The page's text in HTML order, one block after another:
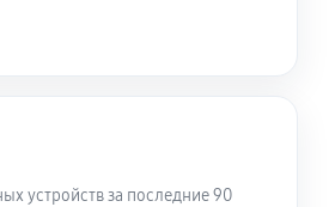
устройств за последние 90